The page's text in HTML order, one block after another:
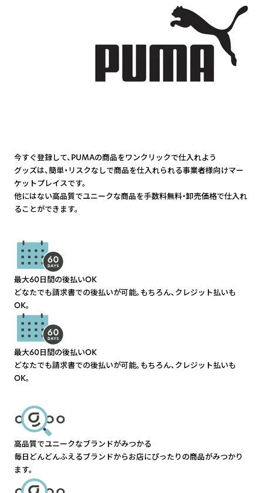
今すぐ登録して、PUMAの商品をワンクリックで仕入れよう
グッズは、簡単・リスクなしで商品を仕入れられる事業者様向けマー
ケットプレイスです。
他にはない高品質でユニークな商品を手数料無料・卸売価格で仕入れ
ることができます。
最大60日間の後払いOK
どなたでも請求書での後払いが可能。もちろん、クレジット払いも
OK。
最大60日間の後払いOK
どなたでも請求書での後払いが可能。もちろん、クレジット払いも
OK。
高品質でユニークなブランドがみつかる
毎日どんどんふえるブランドからお店にぴったりの商品がみつかり
ます。